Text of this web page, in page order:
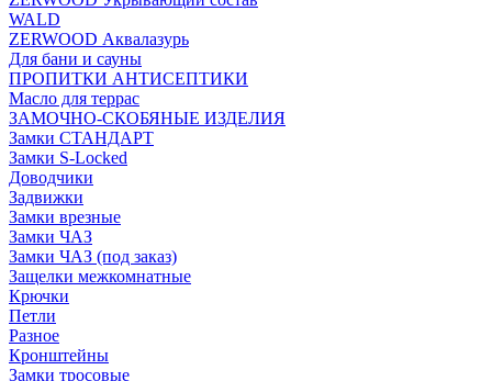
WALD
ZERWOOD Аквалазурь
Для бани и сауны
ПРОПИТКИ АНТИСЕПТИКИ
Масло для террас
ЗАМОЧНО-СКОБЯНЫЕ ИЗДЕЛИЯ
Замки СТАНДАРТ
Замки S-Locked
Доводчики
Задвижки
Замки врезные
Замки ЧАЗ
Замки ЧАЗ (под заказ)
Защелки межкомнатные
Крючки
Петли
Разное
Кронштейны
Замки тросовые